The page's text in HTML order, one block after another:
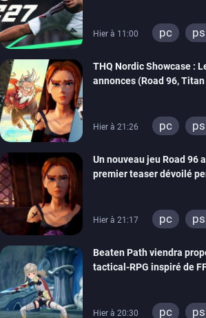
Hier à 11:00 pc
THQ Nordic Showcase :
annonces (Road 96, Titan
Hier à 21:26 pc
xbox one
Un nouveau jeu Road 96
premier teaser dévoilé
Hier à 21:17 pc
xbox one
Beaten Path viendra
tactical-RPG inspiré de
Hier à 20:30 pc